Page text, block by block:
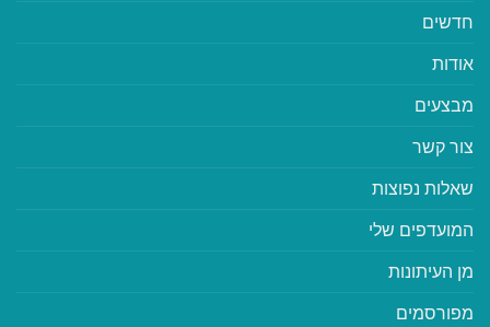
חדשים
אודות
מבצעים
צור קשר
שאלות נפוצות
המועדפים שלי
מן העיתונות
מפורסמים